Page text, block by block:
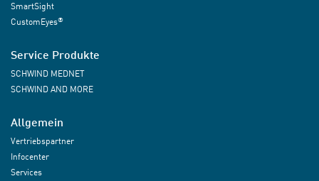
SmartSight
CustomEyes®
Service Produkte
SCHWIND MEDNET
SCHWIND AND MORE
Allgemein
Vertriebspartner
Infocenter
Services